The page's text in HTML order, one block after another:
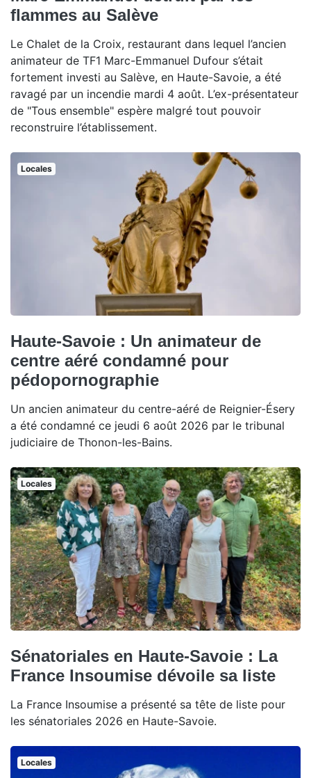
flammes au Salève
Le Chalet de la Croix, restaurant dans lequel l’ancien
animateur de TF1 Marc-Emmanuel Dufour s’était
fortement investi au Salève, en Haute-Savoie, a été
ravagé par un incendie mardi 4 août. L’ex-présentateur
de "Tous ensemble" espère malgré tout pouvoir
reconstruire l’établissement.
Locales
Haute-Savoie : Un animateur de
centre aéré condamné pour
pédopornographie
Un ancien animateur du centre-aéré de Reignier-Ésery
a été condamné ce jeudi 6 août 2026 par le tribunal
judiciaire de Thonon-les-Bains.
Locales
Sénatoriales en Haute-Savoie : La
France Insoumise dévoile sa liste
La France Insoumise a présenté sa tête de liste pour
les sénatoriales 2026 en Haute-Savoie.
Locales